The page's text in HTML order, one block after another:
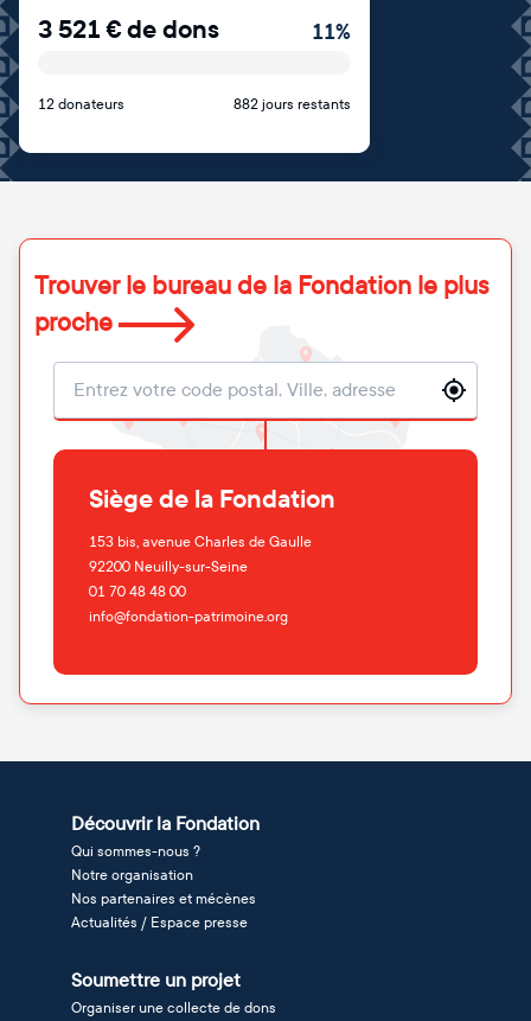
3 521€de dons 11%
12 donateurs 882 jours restants
Trouver le bureau de la Fondation le plus
proche
Localisation
Siège de la Fondation
153 bis, avenue Charles de Gaulle
92200 Neuilly-sur-Seine
01 70 48 48 00
info@fondation-patrimoine.org
Découvrir la Fondation
Qui sommes-nous ?
Notre organisation
Nos partenaires et mécènes
Actualités / Espace presse
Soumettre un projet
Organiser une collecte de dons